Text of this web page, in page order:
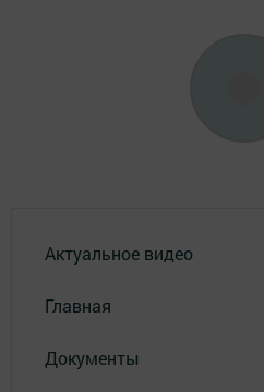
Актуальное видео
Главная
Документы